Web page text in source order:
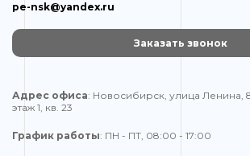
pe-nsk@yandex.ru
Заказать звонок
Адрес офиса: Новосибирск, улица Ленина,
этаж 1, кв. 23
График работы: ПН - ПТ, 08:00 - 17:00